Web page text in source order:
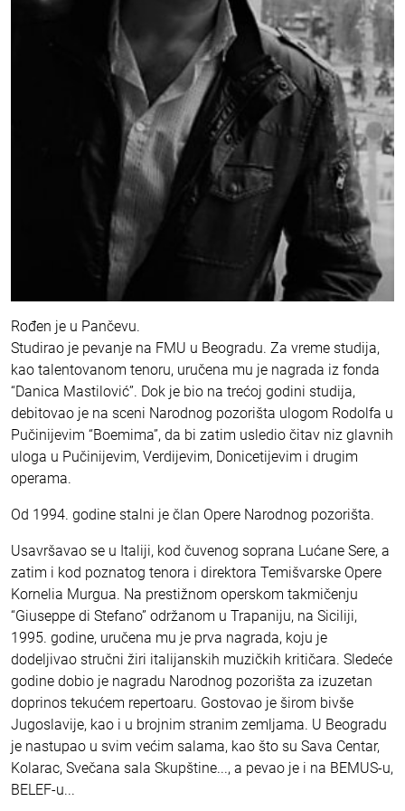
Rođen je u Pančevu.
Studirao je pevanje na FMU u Beogradu. Za vreme studija,
kao talentovanom tenoru, uručena mu je nagrada iz fonda
“Danica Mastilović”. Dok je bio na trećoj godini studija,
debitovao je na sceni Narodnog pozorišta ulogom Rodolfa u
Pučinijevim “Boemima”, da bi zatim usledio čitav niz glavnih
uloga u Pučinijevim, Verdijevim, Donicetijevim i drugim
operama.
Od 1994. godine stalni je član Opere Narodnog pozorišta.
Usavršavao se u Italiji, kod čuvenog soprana Lućane Sere, a
zatim i kod poznatog tenora i direktora Temišvarske Opere
Kornelia Murgua. Na prestižnom operskom takmičenju
“Giuseppe di Stefano” održanom u Trapaniju, na Siciliji,
1995. godine, uručena mu je prva nagrada, koju je
dodeljivao stručni žiri italijanskih muzičkih kritičara. Sledeće
godine dobio je nagradu Narodnog pozorišta za izuzetan
doprinos tekućem repertoaru. Gostovao je širom bivše
Jugoslavije, kao i u brojnim stranim zemljama. U Beogradu
je nastupao u svim većim salama, kao što su Sava Centar,
Kolarac, Svečana sala Skupštine..., a pevao je i na BEMUS-u,
BELEF-u...